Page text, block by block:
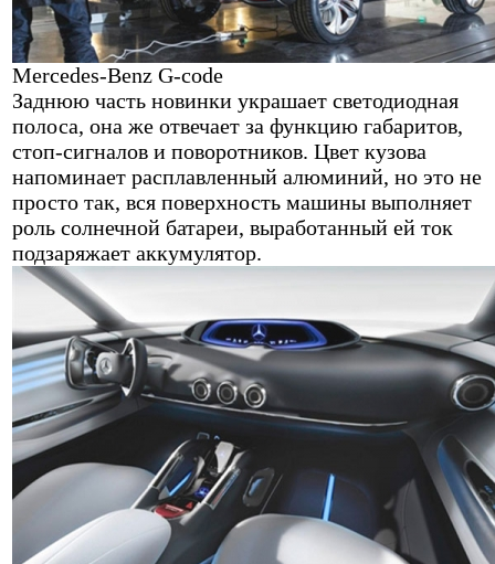
Mercedes-Benz G-code
Заднюю часть новинки украшает светодиодная
полоса, она же отвечает за функцию габаритов,
стоп-сигналов и поворотников. Цвет кузова
напоминает расплавленный алюминий, но это не
просто так, вся поверхность машины выполняет
роль солнечной батареи, выработанный ей ток
подзаряжает аккумулятор.